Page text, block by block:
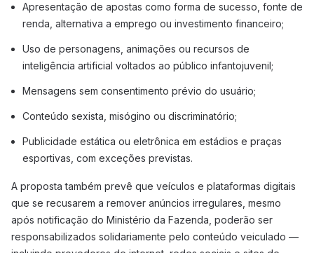
Apresentação de apostas como forma de sucesso, fonte de
renda, alternativa a emprego ou investimento financeiro;
Uso de personagens, animações ou recursos de
inteligência artificial voltados ao público infantojuvenil;
Mensagens sem consentimento prévio do usuário;
Conteúdo sexista, misógino ou discriminatório;
Publicidade estática ou eletrônica em estádios e praças
esportivas, com exceções previstas.
A proposta também prevê que veículos e plataformas digitais
que se recusarem a remover anúncios irregulares, mesmo
após notificação do Ministério da Fazenda, poderão ser
responsabilizados solidariamente pelo conteúdo veiculado —